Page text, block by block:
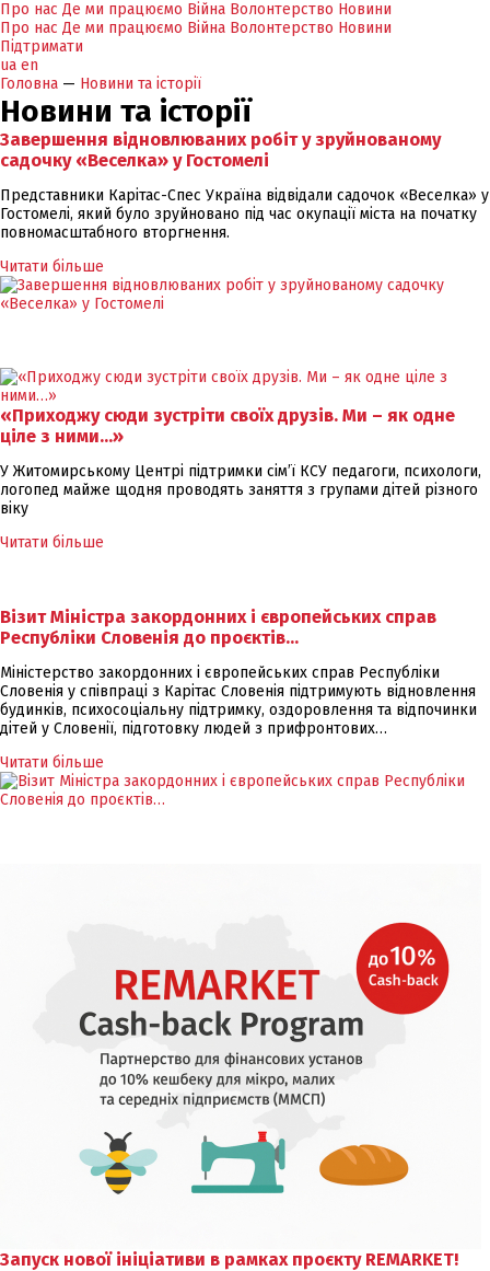
Про нас Де ми працюємо Війна Волонтерство Новини
Про нас Де ми працюємо Війна Волонтерство Новини
Підтримати
ua en
Головна — Новини та історії
Новини та історії
Завершення відновлюваних робіт у зруйнованому
садочку «Веселка» у Гостомелі
Представники Карітас-Спес Україна відвідали садочок «Веселка» у
Гостомелі, який було зруйновано під час окупації міста на початку
повномасштабного вторгнення.
Читати більше
«Приходжу сюди зустріти своїх друзів. Ми – як одне
ціле з ними…»
У Житомирському Центрі підтримки сім’ї КСУ педагоги, психологи,
логопед майже щодня проводять заняття з групами дітей різного
віку
Читати більше
Візит Міністра закордонних і європейських справ
Республіки Словенія до проєктів…
Міністерство закордонних і європейських справ Республіки
Словенія у співпраці з Карітас Словенія підтримують відновлення
будинків, психосоціальну підтримку, оздоровлення та відпочинки
дітей у Словенії, підготовку людей з прифронтових…
Читати більше
Запуск нової ініціативи в рамках проєкту REMARKET!